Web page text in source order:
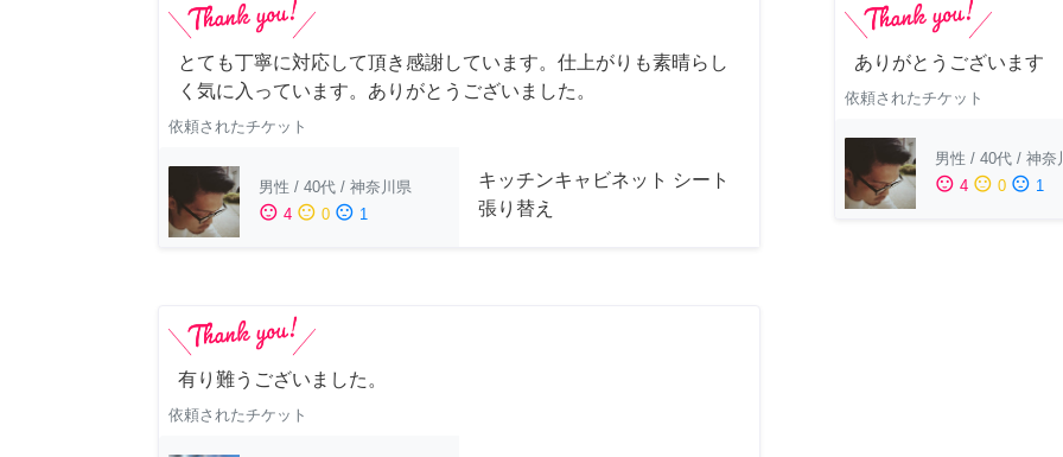
とても丁寧に対応して頂き感謝しています。仕上がりも素晴らし
く気に入っています。ありがとうございました。
依頼されたチケット
男性 / 40代 / 神奈川県
sentiment_satisfied 4 sentiment_neutral 0 sentiment_dissatisfied 1
キッチンキャビネット シート
張り替え
ありがとうございます
依頼されたチケット
男性 / 40代 / 神奈
sentiment_satisfied 4 sentiment_neutral 0 sentiment_dissatisfied 1
有り難うございました。
依頼されたチケット